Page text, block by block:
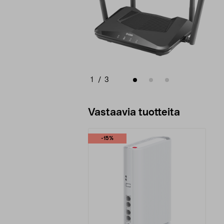
1 / 3
Vastaavia tuotteita
-15%